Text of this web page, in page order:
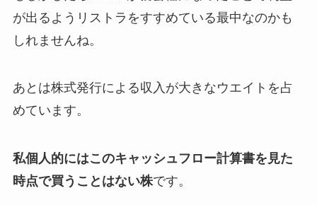
が出るようリストラをすすめている最中なのかも
しれませんね。
あとは株式発行による収入が大きなウエイトを占
めています。
私個人的にはこのキャッシュフロー計算書を見た
時点で買うことはない株です。